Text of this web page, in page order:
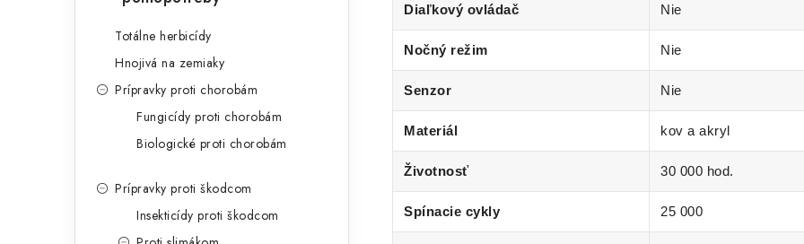
Totálne herbicídy
Hnojivá na zemiaky
Prípravky proti chorobám
Fungicídy proti chorobám
Biologické proti chorobám
Prípravky proti škodcom
Insekticídy proti škodcom
Diaľkový ovládač Nie
Nočný režim Nie
Senzor Nie
Materiál kov a akryl
Životnosť 30 000 hod.
Spínacie cykly 25 000